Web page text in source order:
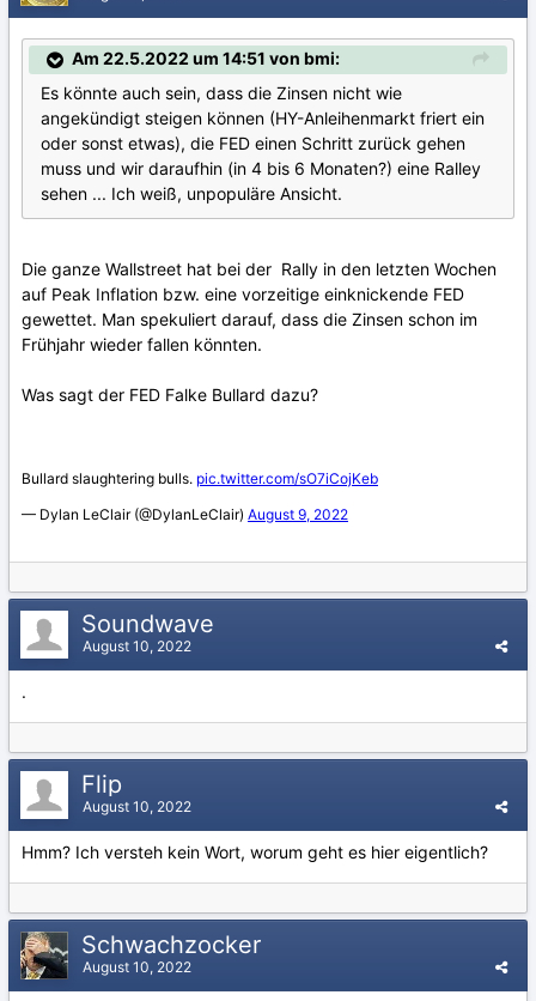
Am 22.5.2022 um 14:51 von bmi:
Es könnte auch sein, dass die Zinsen nicht wie
angekündigt steigen können (HY-Anleihenmarkt friert ein
oder sonst etwas), die FED einen Schritt zurück gehen
muss und wir daraufhin (in 4 bis 6 Monaten?) eine Ralley
sehen ... Ich weiß, unpopuläre Ansicht.
Die ganze Wallstreet hat bei der Rally in den letzten Wochen
auf Peak Inflation bzw. eine vorzeitige einknickende FED
gewettet. Man spekuliert darauf, dass die Zinsen schon im
Frühjahr wieder fallen könnten.
Was sagt der FED Falke Bullard dazu?
Soundwave
August 10, 2022
.
Flip
August 10, 2022
Hmm? Ich versteh kein Wort, worum geht es hier eigentlich?
Schwachzocker
August 10, 2022